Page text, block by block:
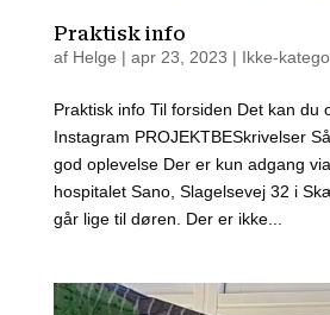
Praktisk info
af Helge | apr 23, 2023 | Ikke-
Prak­tisk info Til for­si­den Det kan du
Ins­ta­gram PRO­JEKT­BE­Skri­vel­ser
god ople­vel­se Der er kun adgang
ho­spi­ta­let Sano, Sla­gel­se­vej 32 i
går lige til døren. Der er ikke...